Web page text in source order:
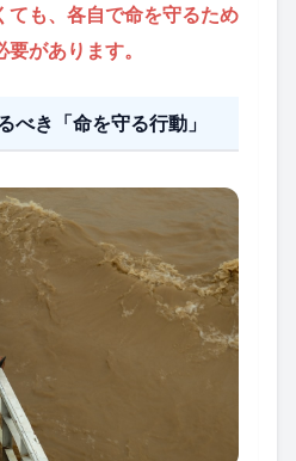
ても、各自で命を守るため
があります。
べき「命を守る行動」